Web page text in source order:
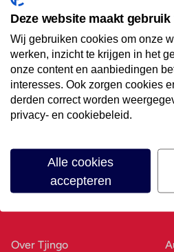
Volg ons op social media
Over Tjingo
Deze website maakt
Wij gebruiken cookies om onze
werken, inzicht te krijgen in het
onze content en aanbiedingen
interesses. Ook zorgen cookies
derden correct worden
privacy- en cookiebeleid.
Alle cookies
accepteren